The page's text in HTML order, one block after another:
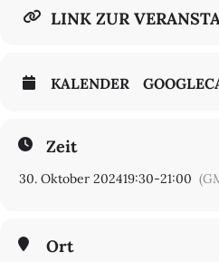
Kindheitsroman Das Sonnenkind
postum.
Mit Matthias Frings | Tilman
LINK ZUR
KALENDER
Zeit
30. Oktober 202419:30-21:00
Ort